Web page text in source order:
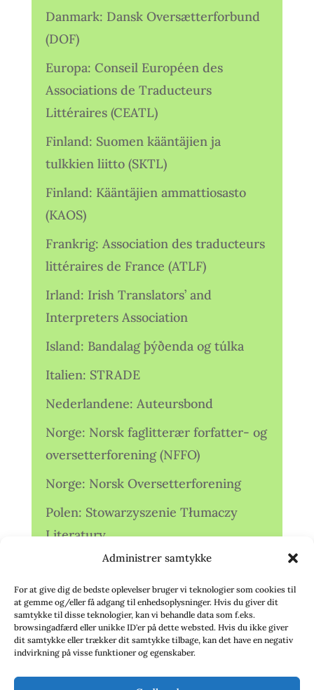
Administrer samtykke
For at give dig de bedste oplevelser bruger vi teknologier som cookies til
at gemme og/eller få adgang til enhedsoplysninger. Hvis du giver dit
samtykke til disse teknologier, kan vi behandle data som f.eks.
browsingadfærd eller unikke ID'er på dette websted. Hvis du ikke giver
dit samtykke eller trækker dit samtykke tilbage, kan det have en negativ
indvirkning på visse funktioner og egenskaber.
Danmark: Dansk Oversætterforbund
(DOF)
Europa: Conseil Européen des
Associations de Traducteurs
Littéraires (CEATL)
Finland: Suomen kääntäjien ja
tulkkien liitto (SKTL)
Finland: Kääntäjien ammattiosasto
(KAOS)
Frankrig: Association des traducteurs
littéraires de France (ATLF)
Irland: Irish Translators’ and
Interpreters Association
Island: Bandalag þýðenda og túlka
Italien: STRADE
Nederlandene: Auteursbond
Norge: Norsk faglitterær forfatter- og
oversetterforening (NFFO)
Norge: Norsk Oversetterforening
Polen: Stowarzyszenie Tłumaczy
Literatury
Storbritannien: Translators
Association (TA)
Sverige: Översättarsektionen (Ö.)
Sverige: Översättarcentrum (ÖC)